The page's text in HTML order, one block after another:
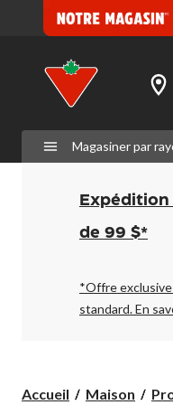
votre
est
AB,
à
pour
Magasiner par
de 99 $*
*Offre exclusive
standard.En
Accueil Maison